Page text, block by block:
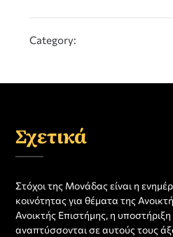
Category:
Σχετικά
Στόχοι της Μονάδας είναι η
κοινότητας για θέματα της
Ανοικτής Επιστήμης, η
αναπτύσσονται σε αυτούς τους